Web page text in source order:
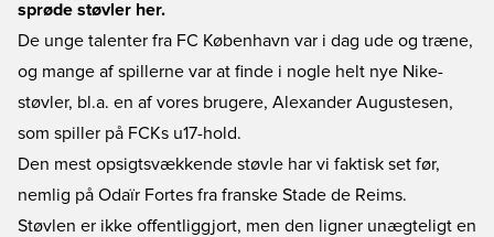
sprøde støvler her.
De unge talenter fra FC København var i dag ude og træne,
og mange af spillerne var at finde i nogle helt nye Nike-
støvler, bl.a. en af vores brugere, Alexander Augustesen,
som spiller på FCKs u17-hold.
Den mest opsigtsvækkende støvle har vi faktisk set før,
nemlig på Odaïr Fortes fra franske Stade de Reims.
Støvlen er ikke offentliggjort, men den ligner unægteligt en